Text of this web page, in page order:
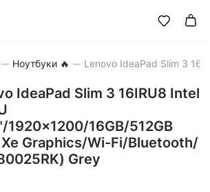
Ноутбуки 🔥
IdeaPad Slim 3 16IRU8 Intel
1920x1200/16GB/512GB
Graphics/Wi-Fi/Bluetooth/
Grey